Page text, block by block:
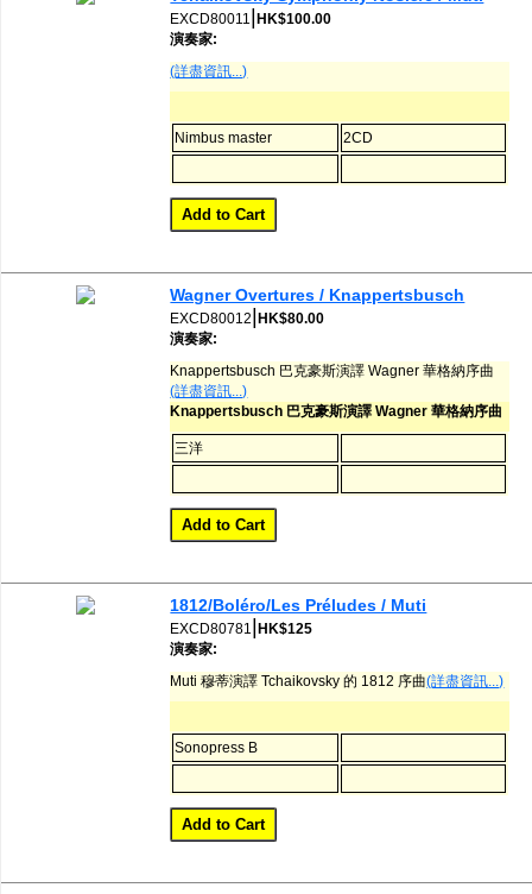
EXCD80011 |HK$100.00
演奏家:
(詳盡資訊...)
Nimbus master 2CD
Wagner Overtures / Knappertsbusch
EXCD80012 |HK$80.00
演奏家:
Knappertsbusch 巴克豪斯演譯 Wagner 華格納序曲
(詳盡資訊...)
Knappertsbusch 巴克豪斯演譯 Wagner 華格納序曲
三洋
1812/Boléro/Les Préludes / Muti
EXCD80781 |HK$125
演奏家:
Muti 穆蒂演譯 Tchaikovsky 的 1812 序曲(詳盡資訊...)
Sonopress B